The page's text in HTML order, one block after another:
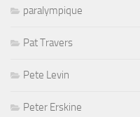
paralympique
Pat Travers
Pete Levin
Peter Erskine